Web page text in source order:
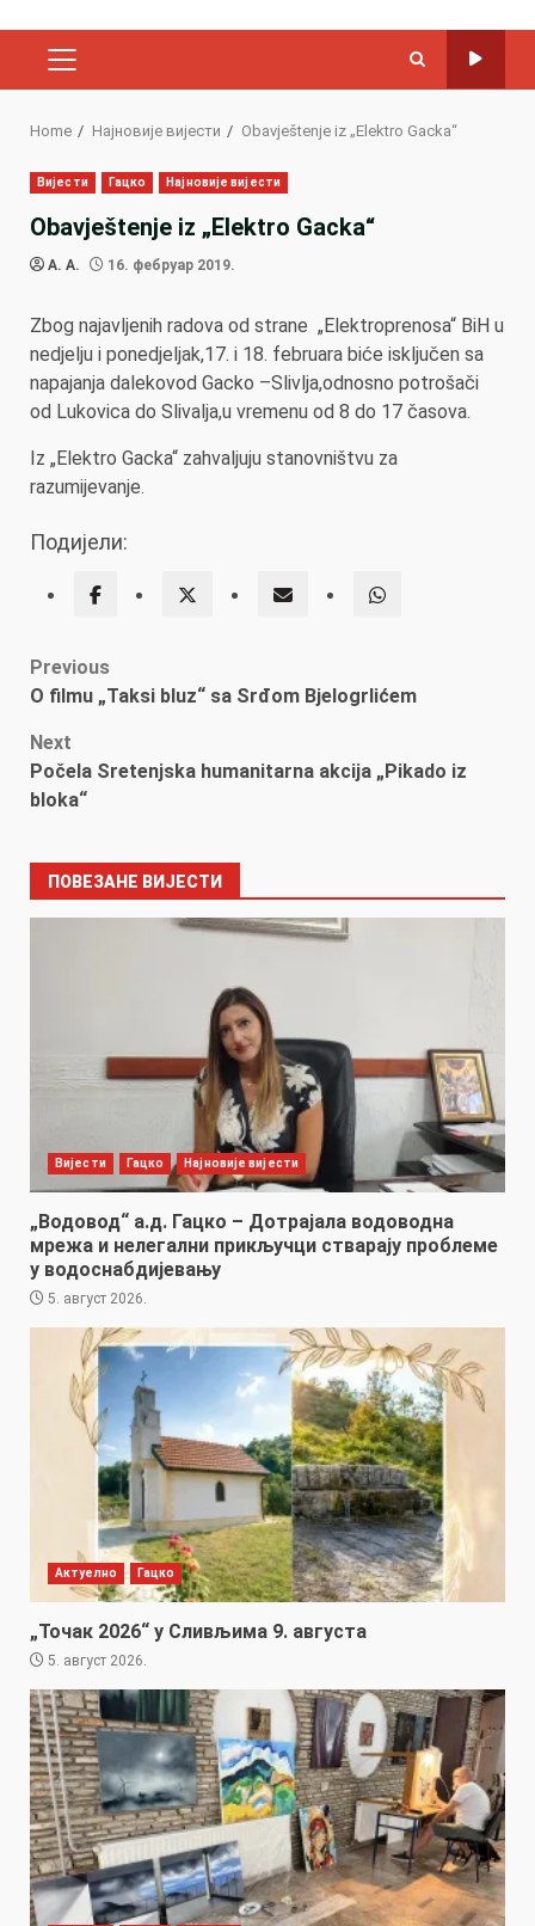
PRIMARY
Home Најновије вијести Obavještenje iz „Elektro Gacka“
Вијести Гацко Најновије вијести
Obavještenje iz „Elektro Gacka“
A. A. 16. фебруар 2019.
Zbog najavljenih radova od strane „Elektroprenosa“ BiH u
nedjelju i ponedjeljak,17. i 18. februara biće isključen sa
napajanja dalekovod Gacko –Slivlja,odnosno potrošači
od Lukovica do Slivalja,u vremenu od 8 do 17 časova.
Iz „Elektro Gacka“ zahvaljuju stanovništvu za
razumijevanje.
Подијели:
Post
Previous
O filmu „Taksi bluz“ sa Srđom Bjelogrlićem
Next
Počela Sretenjska humanitarna akcija „Pikado iz
bloka“
ПОВЕЗАНЕ ВИЈЕСТИ
Вијести Гацко Најновије вијести
„Водовод“ а.д. Гацко – Дотрајала водоводна
мрежа и нелегални прикључци стварају проблеме
у водоснабдијевању
5. август 2026.
Актуелно Гацко
„Точак 2026“ у Сливљима 9. августа
5. август 2026.